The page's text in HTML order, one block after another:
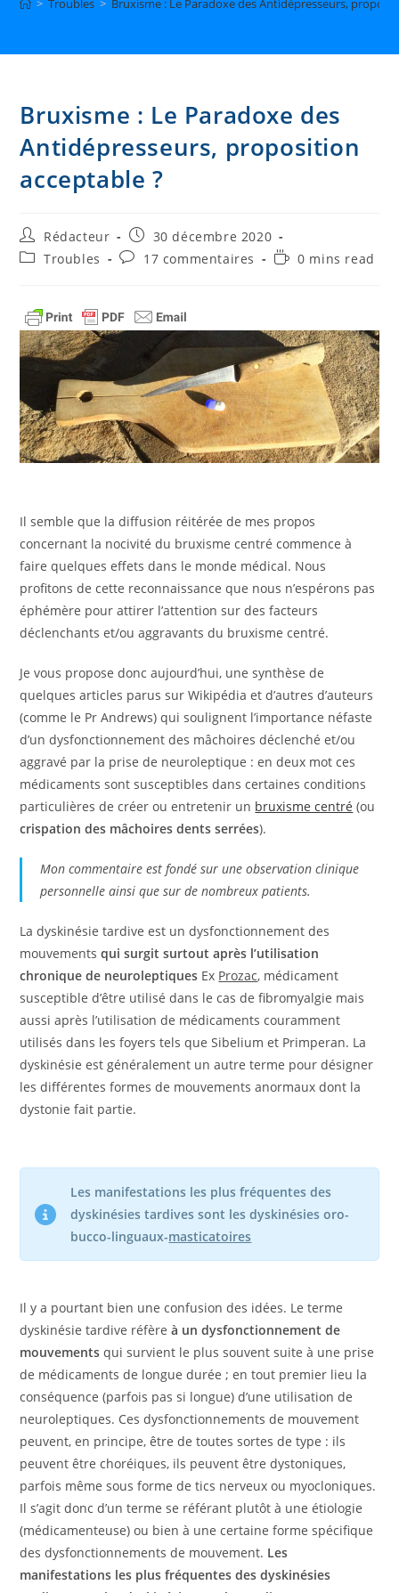
> Troubles > Bruxisme : Le Paradoxe des Antidépresseurs,
Bruxisme : Le Paradoxe des
Antidépresseurs, proposition
acceptable ?
Auteur/autrice
de
la
Rédacteur
Publication
publiée :
30 décembre 2020
PostTroubles
Commentaires
publication :
17 commentaires
Temps0 mins read
Il semble que la diffusion réitérée de mes propos
concernant la nocivité du bruxisme centré commence à
faire quelques effets dans le monde médical. Nous
profitons de cette reconnaissance que nous n’espérons pas
éphémère pour attirer l’attention sur des facteurs
déclenchants et/ou aggravants du bruxisme centré.
Je vous propose donc aujourd’hui, une synthèse de
quelques articles parus sur Wikipédia et d’autres d’auteurs
(comme le Pr Andrews) qui soulignent l’importance néfaste
d’un dysfonctionnement des mâchoires déclenché et/ou
aggravé par la prise de neuroleptique : en deux mot ces
médicaments sont susceptibles dans certaines conditions
particulières de créer ou entretenir un bruxisme centré (ou
crispation des mâchoires dents serrées).
Mon commentaire est fondé sur une observation clinique
personnelle ainsi que sur de nombreux patients.
La dyskinésie tardive est un dysfonctionnement des
mouvementsqui surgit surtout après l’utilisation
chronique de neuroleptiques Ex Prozac, médicament
susceptible d’être utilisé dans le cas de fibromyalgie mais
aussi après l’utilisation de médicaments couramment
utilisés dans les foyers tels que Sibelium et Primperan. La
dyskinésie est généralement un autre terme pour désigner
les différentes formes de mouvements anormaux dont la
dystonie fait partie.
Les manifestations les plus fréquentes des
dyskinésies tardives sont les dyskinésies oro-
bucco-linguaux-masticatoires
Il y a pourtant bien une confusion des idées. Le terme
dyskinésie tardive réfèreà un dysfonctionnement de
mouvementsqui survient le plus souvent suite à une prise
de médicaments de longue durée ; en tout premier lieu la
conséquence (parfois pas si longue) d’une utilisation de
neuroleptiques. Ces dysfonctionnements de mouvement
peuvent, en principe, être de toutes sortes de type : ils
peuvent être choréiques, ils peuvent être dystoniques,
parfois même sous forme de tics nerveux ou myocloniques.
Il s’agit donc d’un terme se référant plutôt à une étiologie
(médicamenteuse) ou bien à une certaine forme spécifique
des dysfonctionnements de mouvement. Les
manifestations les plus fréquentes des dyskinésies